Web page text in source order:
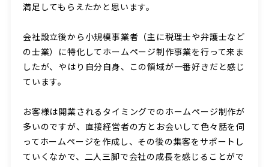
満足してもらえたかと思います。
会社設立後から小規模事業者（主に税理士や弁護士など
の士業）に特化してホームページ制作事業を行って来ま
したが、やはり自分自身、この領域が一番好きだと感じ
ています。
お客様は開業されるタイミングでのホームページ制作が
多いのですが、直接経営者の方とお会いして色々話を伺
ってホームページを作成し、その後の集客をサポートし
ていくなかで、二人三脚で会社の成長を感じることがで